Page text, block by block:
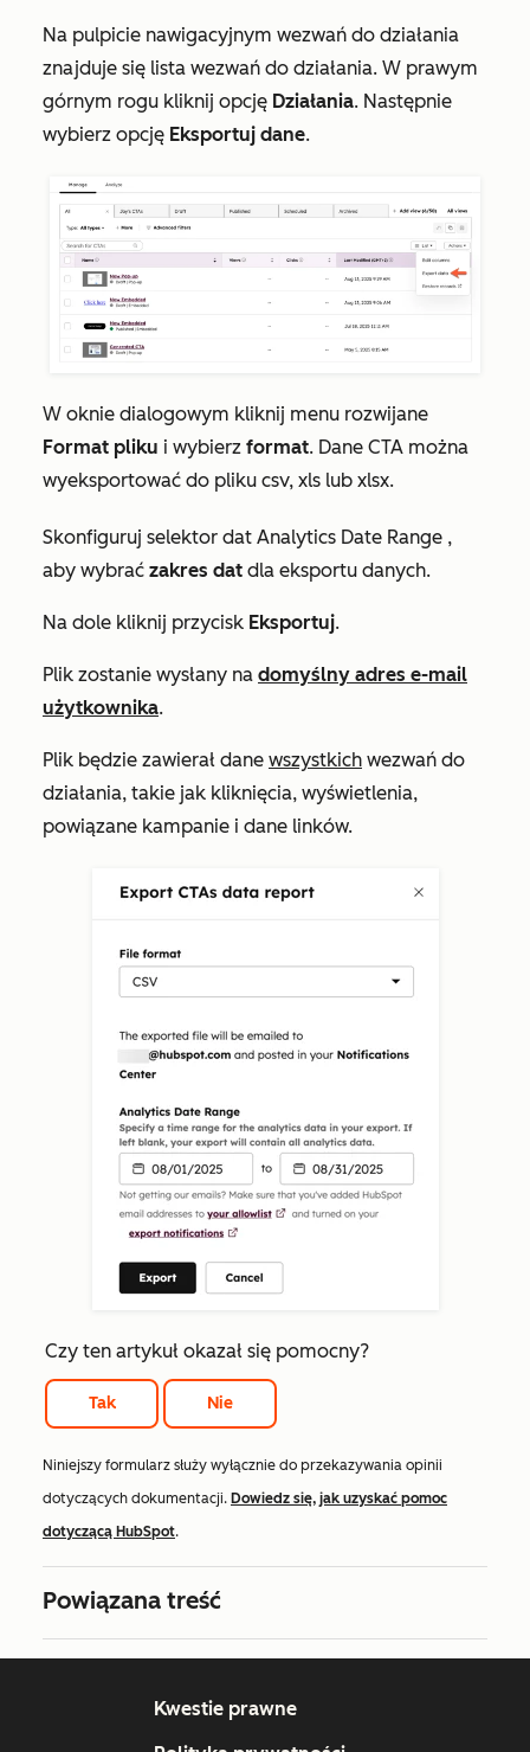
Na pulpicie nawigacyjnym wezwań do działania
znajduje się lista wezwań do działania. W prawym
górnym rogu kliknij opcję Działania. Następnie
wybierz opcję Eksportuj dane.
W oknie dialogowym kliknij menu rozwijane
Format pliku i wybierz format. Dane CTA można
wyeksportować do pliku csv, xls lub xlsx.
Skonfiguruj selektor dat Analytics Date Range ,
aby wybrać zakres dat dla eksportu danych.
Na dole kliknij przycisk Eksportuj.
Plik zostanie wysłany na domyślny adres e-mail
użytkownika.
Plik będzie zawierał dane wszystkich wezwań do
działania, takie jak kliknięcia, wyświetlenia,
powiązane kampanie i dane linków.
Czy ten artykuł okazał się pomocny?
Tak Nie
Niniejszy formularz służy wyłącznie do przekazywania opinii
dotyczących dokumentacji. Dowiedz się, jak uzyskać pomoc
dotyczącą HubSpot.
Powiązana treść
Kwestie prawne